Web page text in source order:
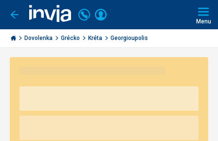
Ísť
späť
Invia.sk
Volajte
+421
2
3221
Prihlásiť
Menu
Dovolenka Grécko Kréta Georgioupolis